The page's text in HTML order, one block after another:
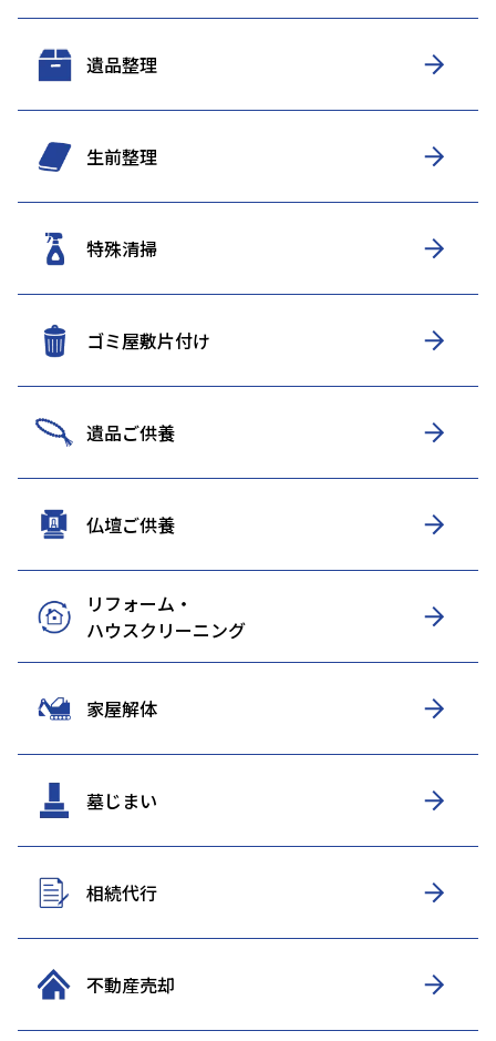
遺品整理
生前整理
特殊清掃
ゴミ屋敷片付け
遺品ご供養
仏壇ご供養
リフォーム・
ハウスクリーニング
家屋解体
墓じまい
相続代行
不動産売却